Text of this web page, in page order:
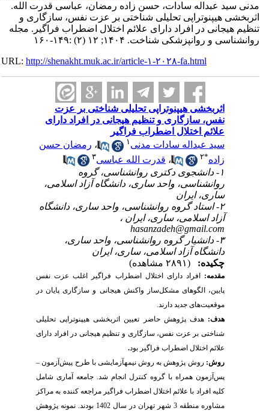
مدنی سید عبداله سادات، حسن زاده رمضان، عباسی قدرت الله.
اثربخشی هیپنوتراپی تحلیلی شناختی بر عزت نفس، سازگاری و
تنظیم هیجانی در افراد دارای علائم اختلال اضطراب فراگیر. مجله
روانشناسی و روانپزشکی شناخت. ۱۴۰۴; ۱۲ (۲) :۱۴۹-۱۶۰
URL:http://shenakht.muk.ac.ir/article-۱-۲۰۲۸-fa.html
اثربخشی هیپنوتراپی تحلیلی شناختی بر عزت
نفس، سازگاری و تنظیم هیجانی در افراد دارای
علائم اختلال اضطراب فراگیر
سید عبداله سادات مدنی
،رمضان حسن
زاده
۲ ،قدرت الله عباسی
۱- دانشجوی دکتری روانشناسی، گروه
روانشناسی، واحد ساری، دانشگاه آزاد اسلامی،
ساری، ایران
۲- استاد گروه روانشناسی، واحد ساری، دانشگاه
آزاد اسلامی، ساری، ایران ،
hasanzadeh@gmail.com
۳- دانشیار گروه روانشناسی، واحد ساری،
دانشگاه آزاد اسلامی، ساری، ایران
چکیده:
مقدمه:افراد دارای اختلال اضطراب فراگیر اغلب عزت نفس
پایین، الگوهای مشکلساز واکنش هیجانی و سازگاری پایان در
موقعیت‌های جدید دارند .
هدف:هدف پژوهش حاضر تعیین اثربخشیهیپنوتراپی تحلیلی
شناختی بر عزت نفس، سازگاری و تنظیم هیجانی در افراد دارای
علائم اختلال اضطراب فراگیر بود.
روش:روش پژوهش به روش نیمه­آزمایشی با طرح پیش‌آزمون–
پس‌آزمون همراه با گروه کنترل انجام شد. جامعه آماری شامل
کلیه افراد با علائم اختلال اضطراب فراگیر مراجعه کننده به مراکز
مشاوره منطقه 3 شهر تهران در سال 1402 بودند. نمونه پژوهش